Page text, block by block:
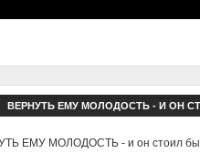
ВЕРНУТЬ ЕМУ МОЛОДОСТЬ - И ОН
ЕМУ МОЛОДОСТЬ - и он стоил бы